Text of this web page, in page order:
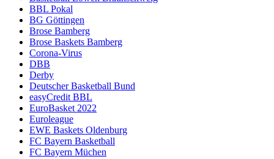
BBL Pokal
BG Göttingen
Brose Bamberg
Brose Baskets Bamberg
Corona-Virus
DBB
Derby
Deutscher Basketball Bund
easyCredit BBL
EuroBasket 2022
Euroleague
EWE Baskets Oldenburg
FC Bayern Basketball
FC Bayern Müchen